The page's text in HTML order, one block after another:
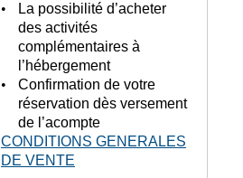
La possibilité d’acheter
des activités
complémentaires à
l’hébergement
Confirmation de votre
réservation dès versement
de l’acompte
CONDITIONS GENERALES
DE VENTE